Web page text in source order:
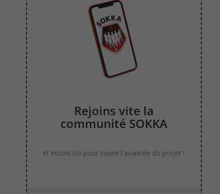
Rejoins vite la
communité SOKKA
et inscris-toi pour suivre l'avancée du projet !